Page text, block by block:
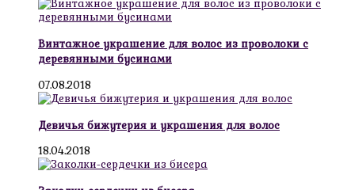
Винтажное украшение для волос из проволоки с
деревянными бусинами
07.08.2018
Девичья бижутерия и украшения для волос
18.04.2018